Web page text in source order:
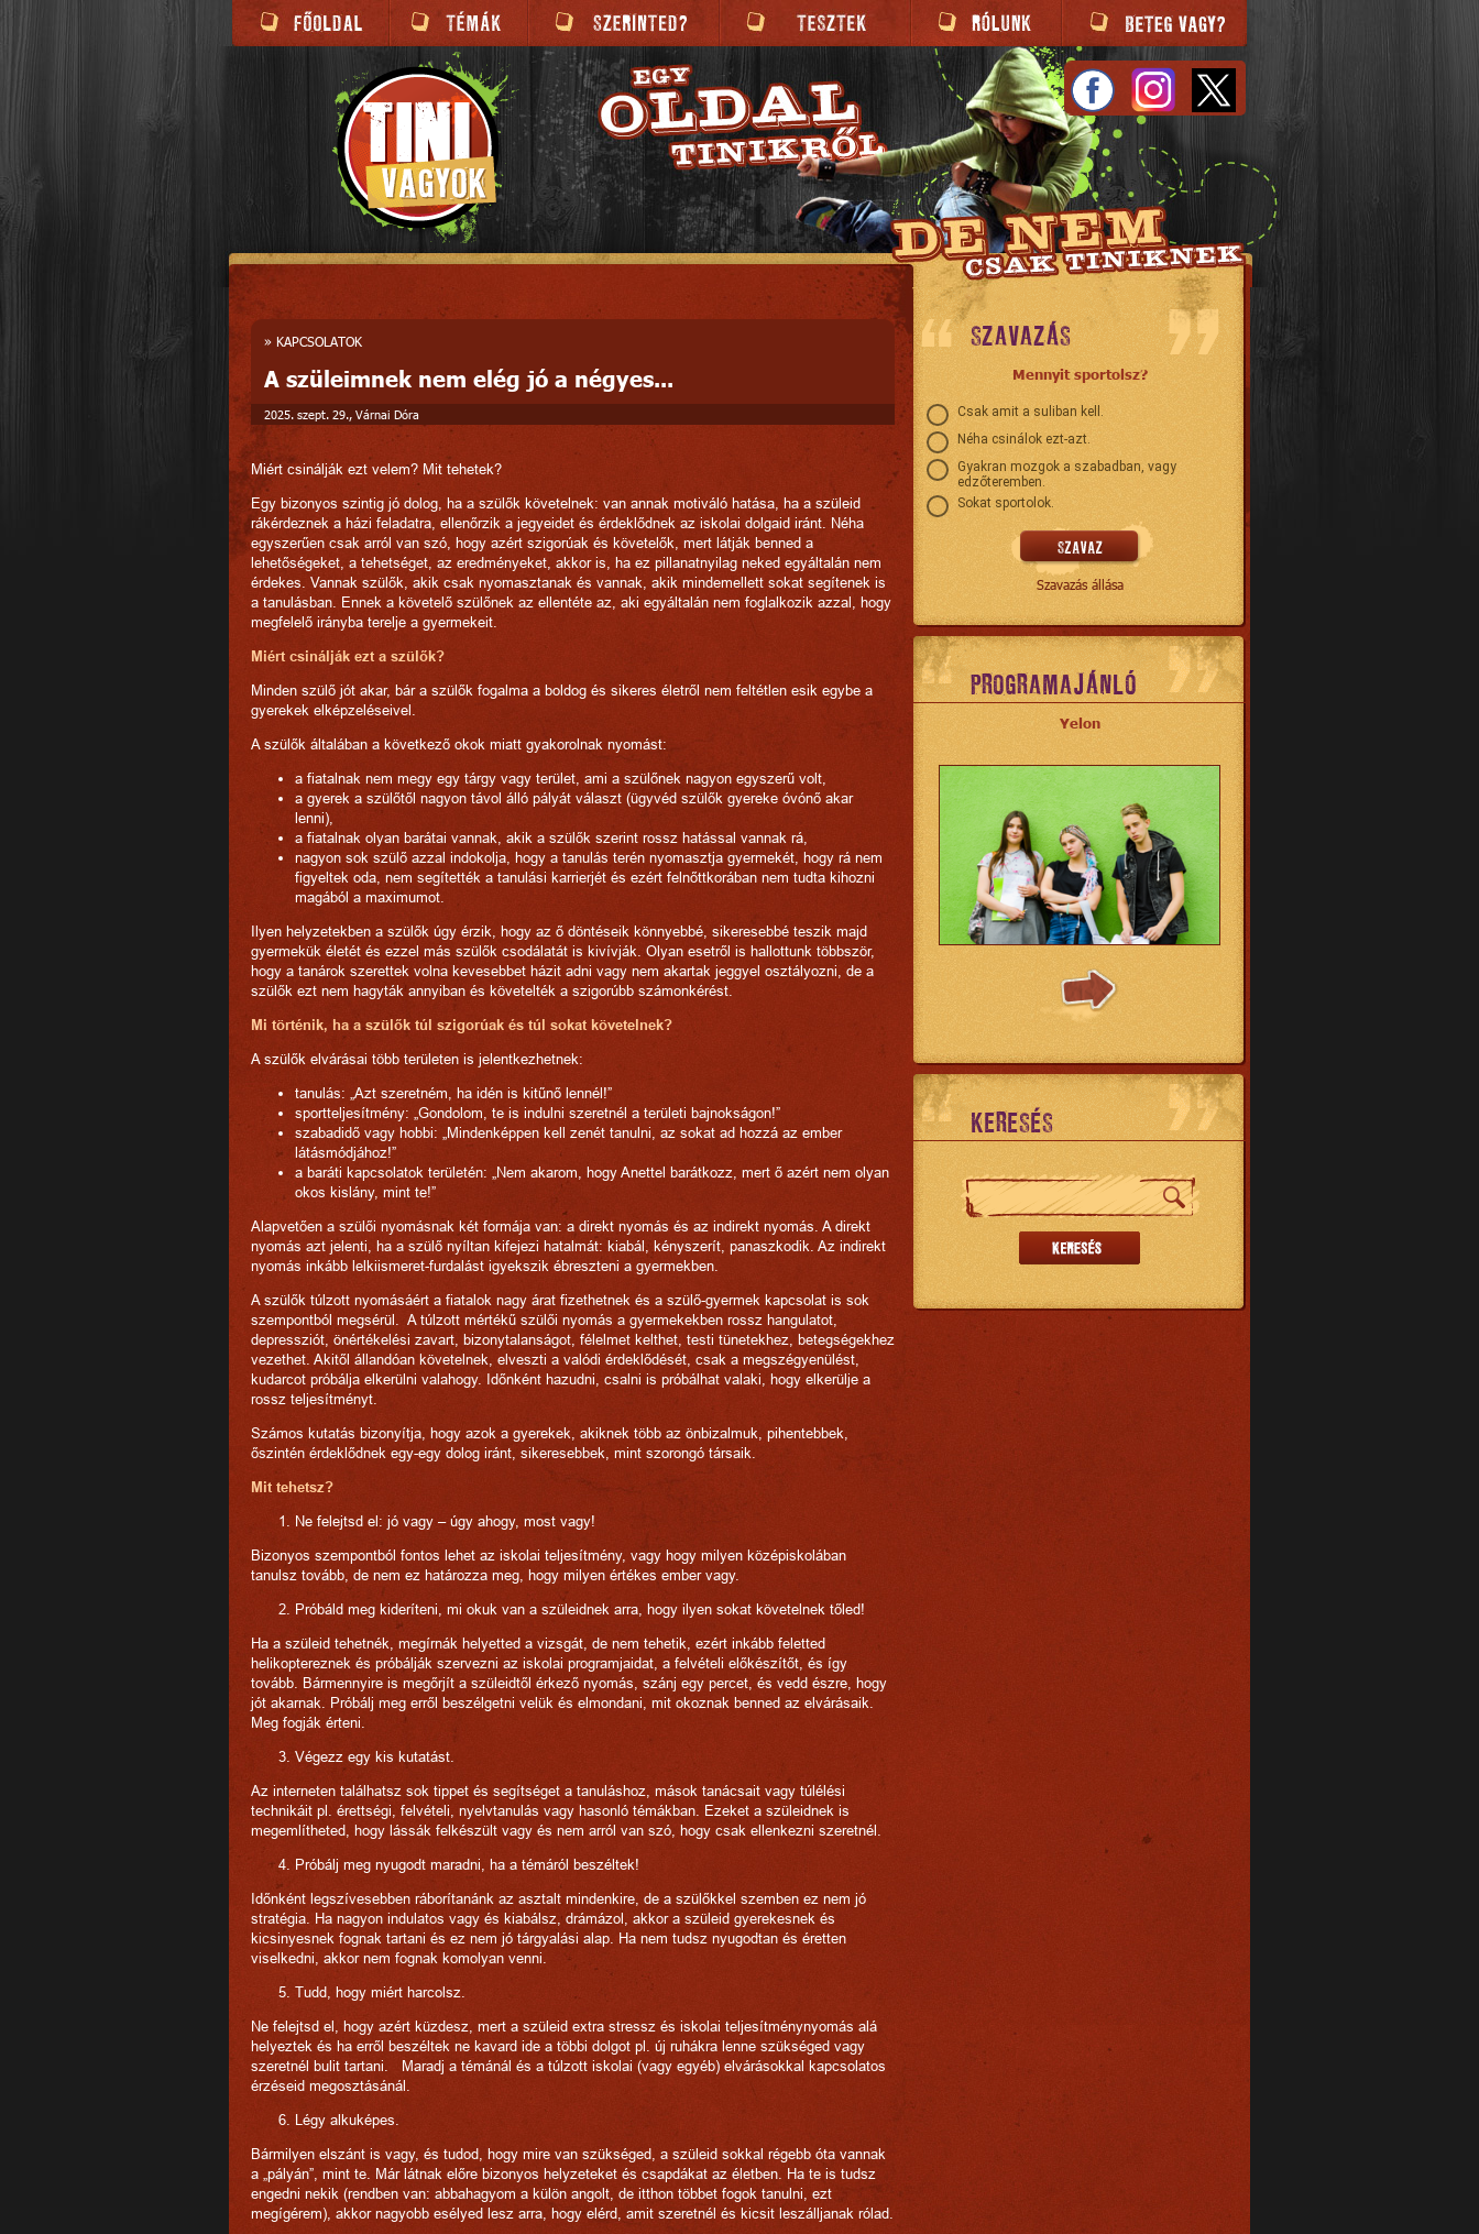
» KAPCSOLATOK
A szüleimnek nem elég jó a négyes...
2025. szept. 29., Várnai Dóra
Miért csinálják ezt velem? Mit tehetek?
Egy bizonyos szintig jó dolog, ha a szülők követelnek: van annak motiváló hatása, ha a szüleid
rákérdeznek a házi feladatra, ellenőrzik a jegyeidet és érdeklődnek az iskolai dolgaid iránt. Néha
egyszerűen csak arról van szó, hogy azért szigorúak és követelők, mert látják benned a
lehetőségeket, a tehetséget, az eredményeket, akkor is, ha ez pillanatnyilag neked egyáltalán nem
érdekes. Vannak szülők, akik csak nyomasztanak és vannak, akik mindemellett sokat segítenek is
a tanulásban. Ennek a követelő szülőnek az ellentéte az, aki egyáltalán nem foglalkozik azzal, hogy
megfelelő irányba terelje a gyermekeit.
Miért csinálják ezt a szülők?
Minden szülő jót akar, bár a szülők fogalma a boldog és sikeres életről nem feltétlen esik egybe a
gyerekek elképzeléseivel.
A szülők általában a következő okok miatt gyakorolnak nyomást:
a fiatalnak nem megy egy tárgy vagy terület, ami a szülőnek nagyon egyszerű volt,
a gyerek a szülőtől nagyon távol álló pályát választ (ügyvéd szülők gyereke óvónő akar
lenni),
a fiatalnak olyan barátai vannak, akik a szülők szerint rossz hatással vannak rá,
nagyon sok szülő azzal indokolja, hogy a tanulás terén nyomasztja gyermekét, hogy rá nem
figyeltek oda, nem segítették a tanulási karrierjét és ezért felnőttkorában nem tudta kihozni
magából a maximumot.
Ilyen helyzetekben a szülők úgy érzik, hogy az ő döntéseik könnyebbé, sikeresebbé teszik majd
gyermekük életét és ezzel más szülők csodálatát is kivívják. Olyan esetről is hallottunk többször,
hogy a tanárok szerettek volna kevesebbet házit adni vagy nem akartak jeggyel osztályozni, de a
szülők ezt nem hagyták annyiban és követelték a szigorúbb számonkérést.
Mi történik, ha a szülők túl szigorúak és túl sokat követelnek?
A szülők elvárásai több területen is jelentkezhetnek:
tanulás: „Azt szeretném, ha idén is kitűnő lennél!”
sportteljesítmény: „Gondolom, te is indulni szeretnél a területi bajnokságon!”
szabadidő vagy hobbi: „Mindenképpen kell zenét tanulni, az sokat ad hozzá az ember
látásmódjához!”
a baráti kapcsolatok területén: „Nem akarom, hogy Anettel barátkozz, mert ő azért nem olyan
okos kislány, mint te!”
Alapvetően a szülői nyomásnak két formája van: a direkt nyomás és az indirekt nyomás. A direkt
nyomás azt jelenti, ha a szülő nyíltan kifejezi hatalmát: kiabál, kényszerít, panaszkodik. Az indirekt
nyomás inkább lelkiismeret-furdalást igyekszik ébreszteni a gyermekben.
A szülők túlzott nyomásáért a fiatalok nagy árat fizethetnek és a szülő-gyermek kapcsolat is sok
szempontból megsérül. A túlzott mértékű szülői nyomás a gyermekekben rossz hangulatot,
depressziót, önértékelési zavart, bizonytalanságot, félelmet kelthet, testi tünetekhez, betegségekhez
vezethet. Akitől állandóan követelnek, elveszti a valódi érdeklődését, csak a megszégyenülést,
kudarcot próbálja elkerülni valahogy. Időnként hazudni, csalni is próbálhat valaki, hogy elkerülje a
rossz teljesítményt.
Számos kutatás bizonyítja, hogy azok a gyerekek, akiknek több az önbizalmuk, pihentebbek,
őszintén érdeklődnek egy-egy dolog iránt, sikeresebbek, mint szorongó társaik.
Mit tehetsz?
Ne felejtsd el: jó vagy – úgy ahogy, most vagy!
Bizonyos szempontból fontos lehet az iskolai teljesítmény, vagy hogy milyen középiskolában
tanulsz tovább, de nem ez határozza meg, hogy milyen értékes ember vagy.
Próbáld meg kideríteni, mi okuk van a szüleidnek arra, hogy ilyen sokat követelnek tőled!
Ha a szüleid tehetnék, megírnák helyetted a vizsgát, de nem tehetik, ezért inkább feletted
helikoptereznek és próbálják szervezni az iskolai programjaidat, a felvételi előkészítőt, és így
tovább. Bármennyire is megőrjít a szüleidtől érkező nyomás, szánj egy percet, és vedd észre, hogy
jót akarnak. Próbálj meg erről beszélgetni velük és elmondani, mit okoznak benned az elvárásaik.
Meg fogják érteni.
Végezz egy kis kutatást.
Az interneten találhatsz sok tippet és segítséget a tanuláshoz, mások tanácsait vagy túlélési
technikáit pl. érettségi, felvételi, nyelvtanulás vagy hasonló témákban. Ezeket a szüleidnek is
megemlítheted, hogy lássák felkészült vagy és nem arról van szó, hogy csak ellenkezni szeretnél.
Próbálj meg nyugodt maradni, ha a témáról beszéltek!
Időnként legszívesebben ráborítanánk az asztalt mindenkire, de a szülőkkel szemben ez nem jó
stratégia. Ha nagyon indulatos vagy és kiabálsz, drámázol, akkor a szüleid gyerekesnek és
kicsinyesnek fognak tartani és ez nem jó tárgyalási alap. Ha nem tudsz nyugodtan és éretten
viselkedni, akkor nem fognak komolyan venni.
Tudd, hogy miért harcolsz.
Ne felejtsd el, hogy azért küzdesz, mert a szüleid extra stressz és iskolai teljesítménynyomás alá
helyeztek és ha erről beszéltek ne kavard ide a többi dolgot pl. új ruhákra lenne szükséged vagy
szeretnél bulit tartani. Maradj a témánál és a túlzott iskolai (vagy egyéb) elvárásokkal kapcsolatos
érzéseid megosztásánál.
Légy alkuképes.
Bármilyen elszánt is vagy, és tudod, hogy mire van szükséged, a szüleid sokkal régebb óta vannak
a „pályán”, mint te. Már látnak előre bizonyos helyzeteket és csapdákat az életben. Ha te is tudsz
engedni nekik (rendben van: abbahagyom a külön angolt, de itthon többet fogok tanulni, ezt
megígérem), akkor nagyobb esélyed lesz arra, hogy elérd, amit szeretnél és kicsit leszálljanak rólad.
SZAVAZÁS
Mennyit sportolsz?
Csak amit a suliban kell.
Néha csinálok ezt-azt.
Gyakran mozgok a szabadban, vagy
edzőteremben.
Sokat sportolok.
Szavazás állása
PROGRAMAJÁNLÓ
Yelon
KERESÉS